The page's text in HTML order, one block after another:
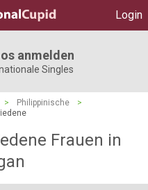
Login
anmelden
Singles
> Philippinische
>
Frauen in